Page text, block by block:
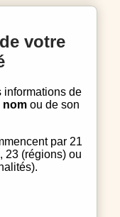
nomou de son
23 (régions) ou